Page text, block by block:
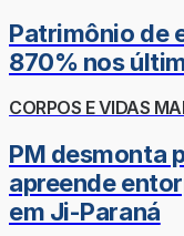
Patrimônio de
870% nos
CORPOS E VIDAS
PM desmonta
apreende
em Ji-Paraná